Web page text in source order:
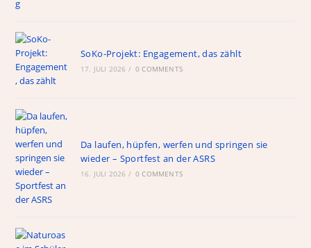
SoKo-Projekt: Engagement, das zählt
17. JULI 2026 / 0 COMMENTS
Da laufen, hüpfen, werfen und springen sie
wieder – Sportfest an der ASRS
16. JULI 2026 / 0 COMMENTS